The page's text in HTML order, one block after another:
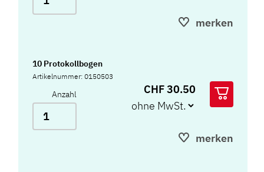
merken
10 Protokollbogen
Artikelnummer: 0150503
Anzahl CHF 30.50
merken